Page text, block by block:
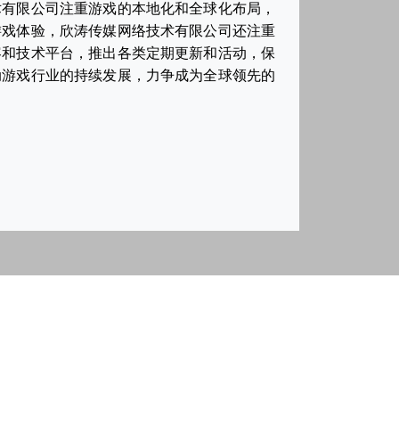
限公司注重游戏的本地化和全球化布局，
体验，欣涛传媒网络技术有限公司还注重
技术平台，推出各类定期更新和活动，保
戏行业的持续发展，力争成为全球领先的